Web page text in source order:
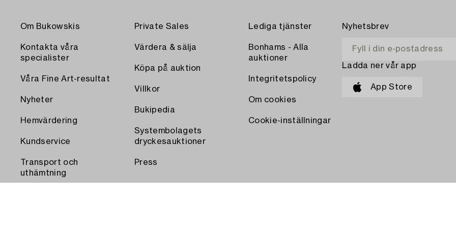
Om Bukowskis
Kontakta våra
specialister
Våra Fine Art-resultat
Nyheter
Hemvärdering
Kundservice
Transport och
uthämtning
Private Sales
Värdera & sälja
Köpa på auktion
Villkor
Bukipedia
Systembolagets
dryckesauktioner
Press
Lediga tjänster
Bonhams - Alla
auktioner
Integritetspolicy
Om cookies
Cookie-inställningar
Nyhetsbrev
Ladda ner vår app
App Store